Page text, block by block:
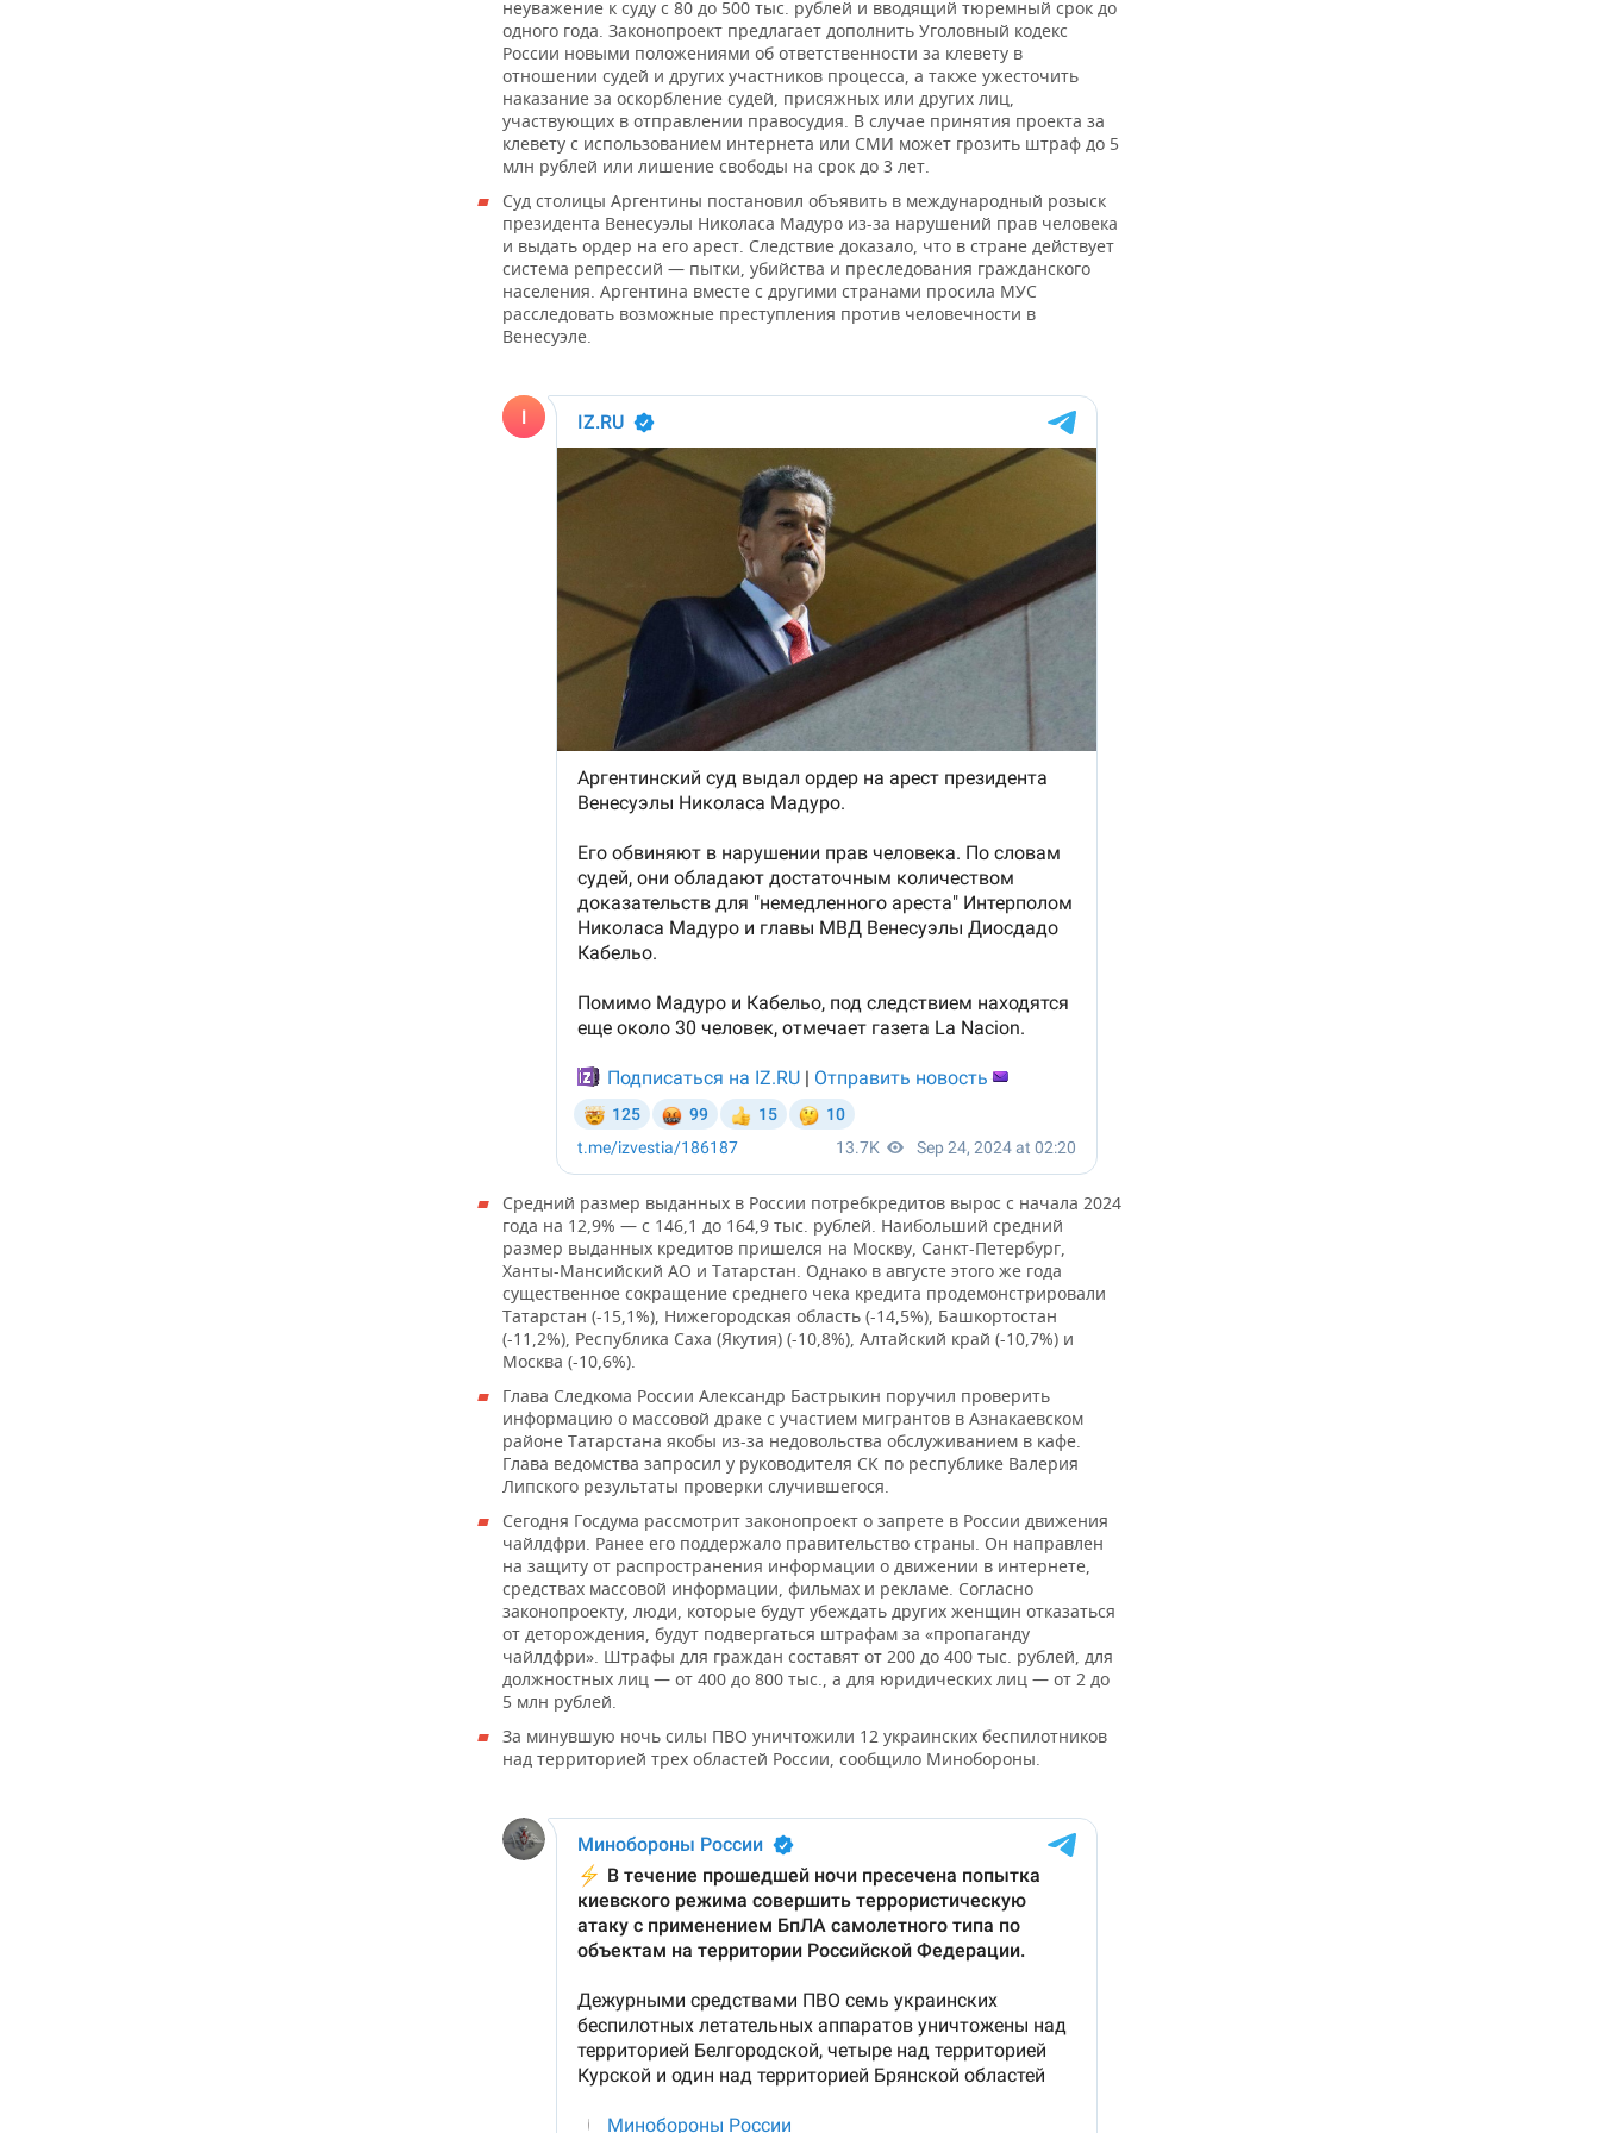
неуважение к суду с 80 до 500 тыс. рублей и вводящий тюремный срок до
одного года. Законопроект предлагает дополнить Уголовный кодекс
России новыми положениями об ответственности за клевету в
отношении судей и других участников процесса, а также ужесточить
наказание за оскорбление судей, присяжных или других лиц,
участвующих в отправлении правосудия. В случае принятия проекта за
клевету с использованием интернета или СМИ может грозить штраф до 5
млн рублей или лишение свободы на срок до 3 лет.
Суд столицы Аргентины постановил объявить в международный розыск
президента Венесуэлы Николаса Мадуро из-за нарушений прав человека
и выдать ордер на его арест. Следствие доказало, что в стране действует
система репрессий — пытки, убийства и преследования гражданского
населения. Аргентина вместе с другими странами просила МУС
расследовать возможные преступления против человечности в
Венесуэле.
Средний размер выданных в России потребкредитов вырос с начала 2024
года на 12,9% — с 146,1 до 164,9 тыс. рублей. Наибольший средний
размер выданных кредитов пришелся на Москву, Санкт-Петербург,
Ханты-Мансийский АО и Татарстан. Однако в августе этого же года
существенное сокращение среднего чека кредита продемонстрировали
Татарстан (-15,1%), Нижегородская область (-14,5%), Башкортостан
(-11,2%), Республика Саха (Якутия) (-10,8%), Алтайский край (-10,7%) и
Москва (-10,6%).
Глава Следкома России Александр Бастрыкин поручил проверить
информацию о массовой драке с участием мигрантов в Азнакаевском
районе Татарстана якобы из-за недовольства обслуживанием в кафе.
Глава ведомства запросил у руководителя СК по республике Валерия
Липского результаты проверки случившегося.
Сегодня Госдума рассмотрит законопроект о запрете в России движения
чайлдфри. Ранее его поддержало правительство страны. Он направлен
на защиту от распространения информации о движении в интернете,
средствах массовой информации, фильмах и рекламе. Согласно
законопроекту, люди, которые будут убеждать других женщин отказаться
от деторождения, будут подвергаться штрафам за «пропаганду
чайлдфри». Штрафы для граждан составят от 200 до 400 тыс. рублей, для
должностных лиц — от 400 до 800 тыс., а для юридических лиц — от 2 до
5 млн рублей.
За минувшую ночь силы ПВО уничтожили 12 украинских беспилотников
над территорией трех областей России, сообщило Минобороны.